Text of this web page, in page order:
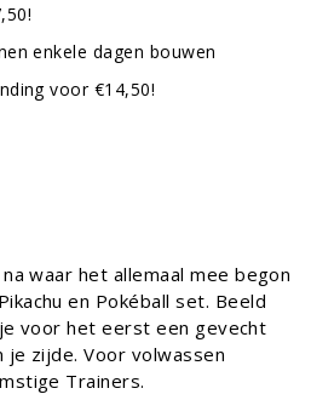
enkele dagen bouwen
voor €14,50!
waar het allemaal mee begon
en Pokéball set. Beeld
voor het eerst een gevecht
je zijde. Voor volwassen
Trainers.